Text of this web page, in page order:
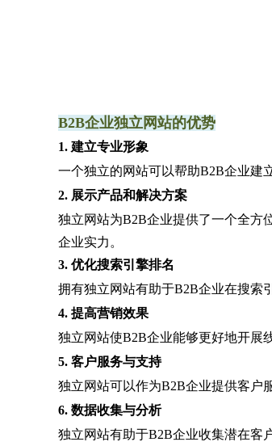
B2B企业独立网站的优势
1. 建立专业形象
一个独立的网站可以帮助B2B企业建
2. 展示产品和解决方案
独立网站为B2B企业提供了一个全方
企业实力。
3. 优化搜索引擎排名
拥有独立网站有助于B2B企业在搜索
4. 提高营销效果
独立网站使B2B企业能够更好地开展
5. 客户服务与支持
独立网站可以作为B2B企业提供客户
6. 数据收集与分析
独立网站有助于B2B企业收集潜在客